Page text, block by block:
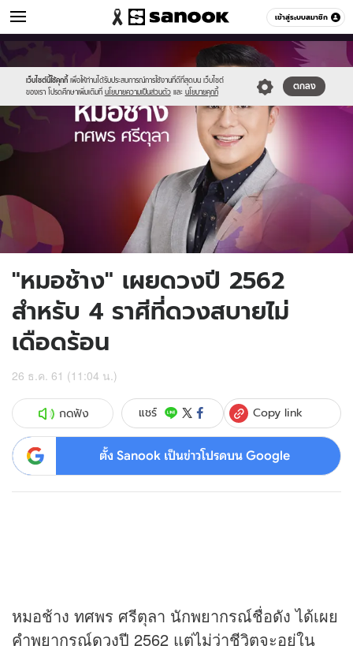
เข้าสู่ระบบสมาชิก
ดูดวง หมวดอื่นๆ
เว็บไซต์นี้ใช้คุกกี้ เพื่อให้ท่านได้รับประสบการณ์การใช้งานที่ดีที่สุดบน เว็บไซต์
ของเรา โปรดศึกษาเพิ่มเติมที่ นโยบายความเป็นส่วนตัว และ นโยบายคุกกี้
ตกลง
//s.isanook.com/sr/0/images/logo-
new-
sanook.png
//s.isanook.com/ho/0/ud/30/152533/chang_2019_3.jpg
"หมอช้าง" เผยดวงปี 2562
สำหรับ 4 ราศีที่ดวงสบายไม่
เดือดร้อน
26 ธ.ค. 61 (11:04 น.)
กดฟัง แชร์ Copy link
ตั้ง Sanook เป็นข่าวโปรดบน Google
หมอช้าง ทศพร ศรีตุลา นักพยากรณ์ชื่อดัง ได้เผย
คำพยากรณ์ดวงปี 2562 แต่ไม่ว่าชีวิตจะอยู่ใน